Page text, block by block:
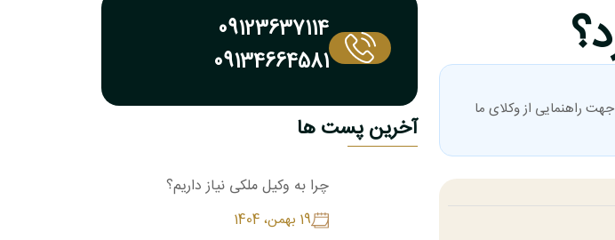
راهنمایی از وکلای ما
09123637114
09134664581
آخرین پست ها
چرا به وکیل ملکی نیاز داریم؟
19 بهمن، 1404